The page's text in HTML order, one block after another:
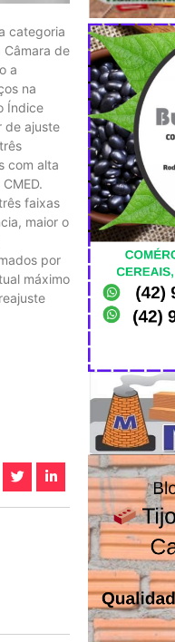
categoria
de
a
na
Índice
de ajuste
com alta
faixas
maior o
por
máximo